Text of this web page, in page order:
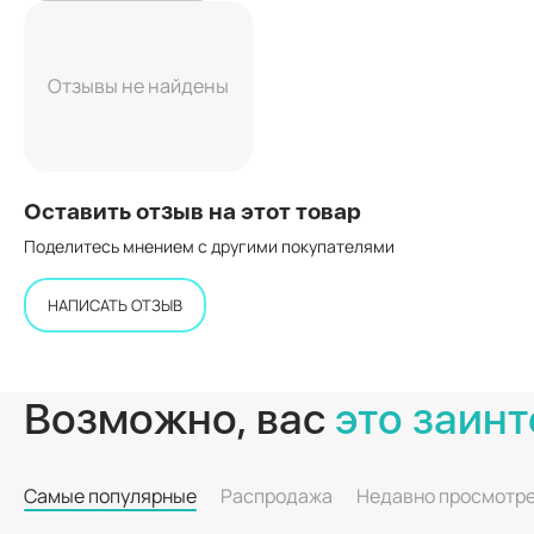
Отзывы не найдены
Оставить отзыв на этот товар
Поделитесь мнением с другими покупателями
НАПИСАТЬ ОТЗЫВ
Возможно, вас это
Самые популярные Распродажа Недавно